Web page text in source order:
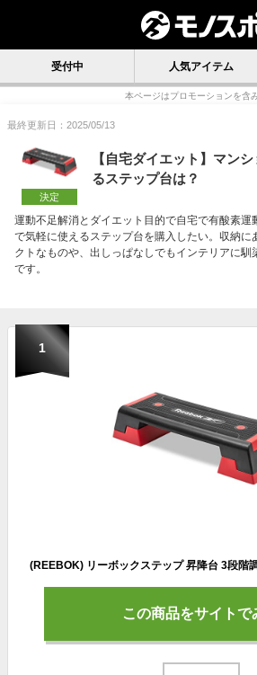
受付中 人気アイテム
本ページはプロモーションを含
最終更新日：2025/05/13
決定
【自宅ダイエット】マン
るステップ台は？
運動不足解消とダイエット目的で自宅で有酸素運
で気軽に使えるステップ台を購入したい。収納に
クトなものや、出しっぱなしでもインテリアに馴
です。
1
この商品をサイトで